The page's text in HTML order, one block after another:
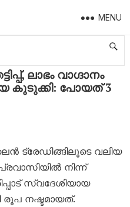
MENU
വാ​ഗ്ദാനം ചെയ്ത് മുൻ പ്രവാസിയെ കുടുക്കി: പോയത് 3 കോടി
ലാഭം വാ​ഗ്ദാനം
കുടുക്കി: പോയത് 3
ട്രേഡിങ്ങിലൂടെ വലിയ
നിന്ന്
സ്വദേശിയായ
രൂപ നഷ്ടമായത്.